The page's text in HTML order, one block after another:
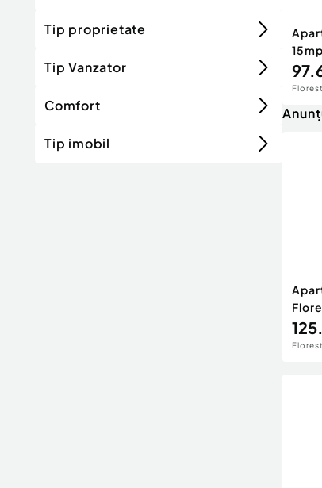
Tip proprietate
Tip Vanzator
Comfort
Tip imobil